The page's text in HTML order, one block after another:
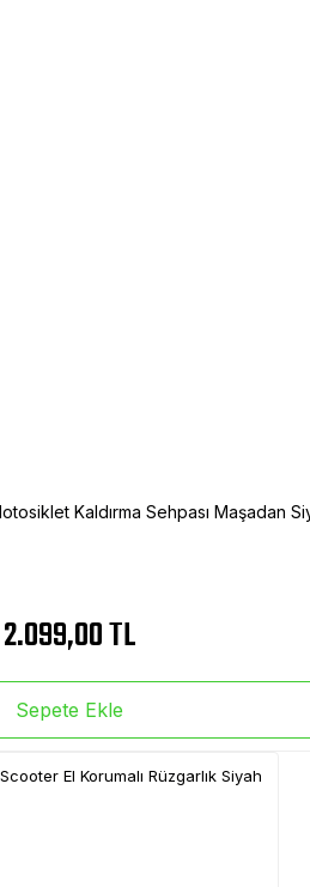
Kaldırma Sehpası Maşadan
2.099,00 TL
Sepete Ekle